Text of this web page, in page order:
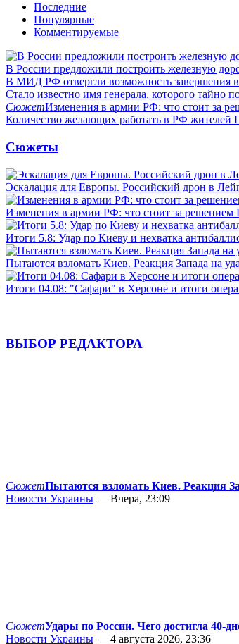
Последние
Популярные
Комментируемые
В России предложили построить железную
В МИД РФ отвергли возможность завершения
Стало известно имя генерала, которого тайно
СюжетИзменения в армии РФ: что стоит за
Количество желающих работать в РФ жителей
Сюжеты
Эскалация для Европы. Российский дрон в
Изменения в армии РФ: что стоит за решением
Итоги 5.8: Удар по Киеву и нехватка
Пытаются взломать Киев. Реакция Запада на
Итоги 04.08: "Сафари" в Херсоне и итоги
ВЫБОР РЕДАКТОРА
СюжетПытаются взломать Киев. Реакция
Новости Украины — Вчера, 23:09
СюжетУдары по России. Чего достигла 40-
Новости Украины — 4 августа 2026, 23:36